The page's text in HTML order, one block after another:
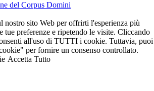
del Corpus Domini
nostro sito Web per offrirti l'esperienza più
tue preferenze e ripetendo le visite. Cliccando
all'uso di TUTTI i cookie. Tuttavia, puoi
per fornire un consenso controllato.
Accetta Tutto